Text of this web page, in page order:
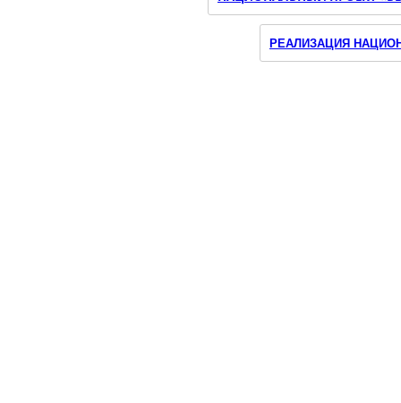
РЕАЛИЗАЦИЯ